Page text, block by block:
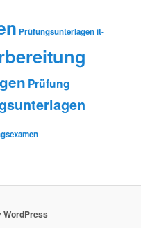
Prüfungsunterlagen it-
Prüfung
WordPress